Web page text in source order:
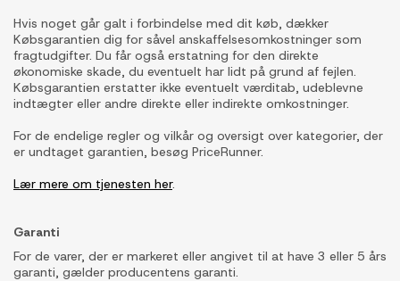
Hvis noget går galt i forbindelse med dit køb, dækker
Købsgarantien dig for såvel anskaffelsesomkostninger som
fragtudgifter. Du får også erstatning for den direkte
økonomiske skade, du eventuelt har lidt på grund af fejlen.
Købsgarantien erstatter ikke eventuelt værditab, udeblevne
indtægter eller andre direkte eller indirekte omkostninger.
For de endelige regler og vilkår og oversigt over kategorier, der
er undtaget garantien, besøg PriceRunner.
Lær mere om tjenesten her.
Garanti
For de varer, der er markeret eller angivet til at have 3 eller 5 års
garanti, gælder producentens garanti.